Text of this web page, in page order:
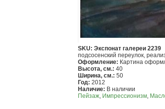
SKU: Экспонат галереи 2239
подсосенский переулок,
Оформление: Картина
Высота, см.: 40
Ширина, см.: 50
Год: 2012
Наличие: В наличии
Пейзаж, Импрессионизм,